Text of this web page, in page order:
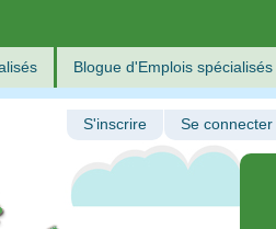
Blogue d'Emplois spécialisés
S'inscrire Se connecter